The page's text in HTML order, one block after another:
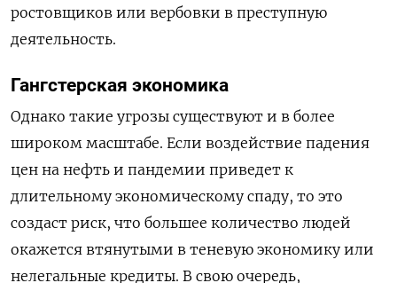
ростовщиков или вербовки в преступную
деятельность.
Гангстерская экономика
Однако такие угрозы существуют и в более
широком масштабе. Если воздействие падения
цен на нефть и пандемии приведет к
длительному экономическому спаду, то это
создаст риск, что большее количество людей
окажется втянутыми в теневую экономику или
нелегальные кредиты. В свою очередь,